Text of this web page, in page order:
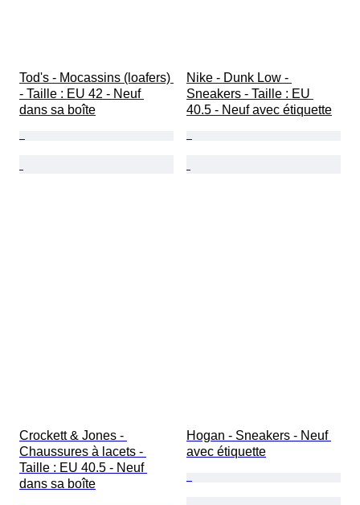
Tod's - Mocassins (loafers)
- Taille : EU 42 - Neuf
dans sa boîte
Nike - Dunk Low -
Sneakers - Taille : EU
40.5 - Neuf avec étiquette
Crockett & Jones -
Chaussures à lacets -
Taille : EU 40.5 - Neuf
dans sa boîte
Hogan - Sneakers - Neuf
avec étiquette